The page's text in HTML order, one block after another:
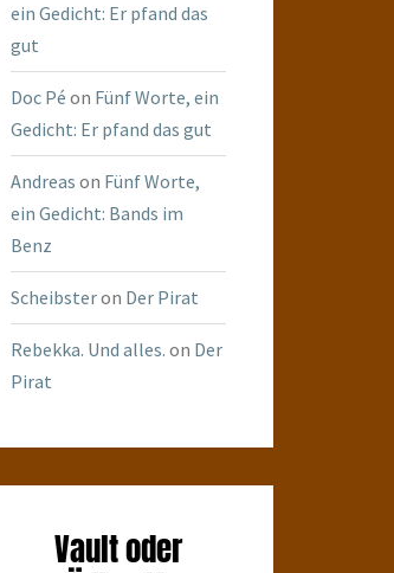
ein Gedicht: Er pfand das
gut
Doc Pé on Fünf Worte, ein
Gedicht: Er pfand das gut
Andreas on Fünf Worte,
ein Gedicht: Bands im
Benz
Scheibsteron Der Pirat
Rebekka. Und alles. on Der
Pirat
Vault oder